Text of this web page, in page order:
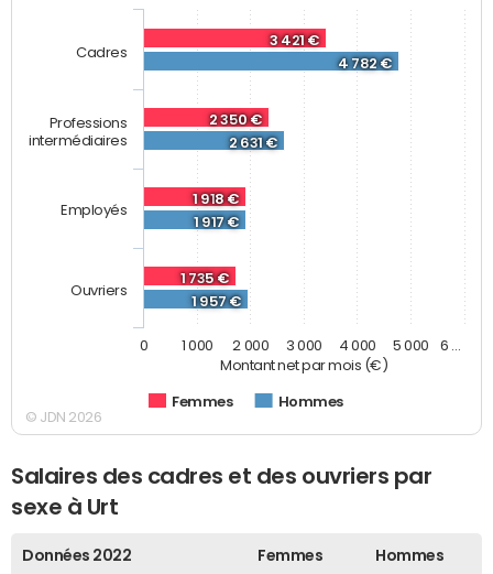
Montant net par mois (€)
3 421 €
2 350 €
1 918 €
1 735 €
4 782 €
2 631 €
1 917 €
1 957 €
Femmes Hommes
Cadres
Professions
intermédiaires
Employés
Ouvriers
0 1 000 2 000 3 000 4 000 5 000 6 …
© JDN 2026
Salaires des cadres et des ouvriers par
sexe à Urt
Données 2022 Femmes Hommes